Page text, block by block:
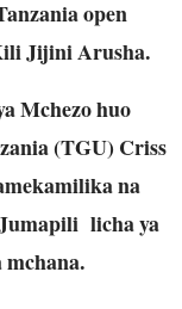
open
Jijini Arusha.
Mchezo huo
(TGU) Criss
na
licha ya